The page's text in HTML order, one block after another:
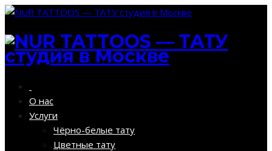
О нас
Услуги
Чёрно-белые тату
Цветные тату